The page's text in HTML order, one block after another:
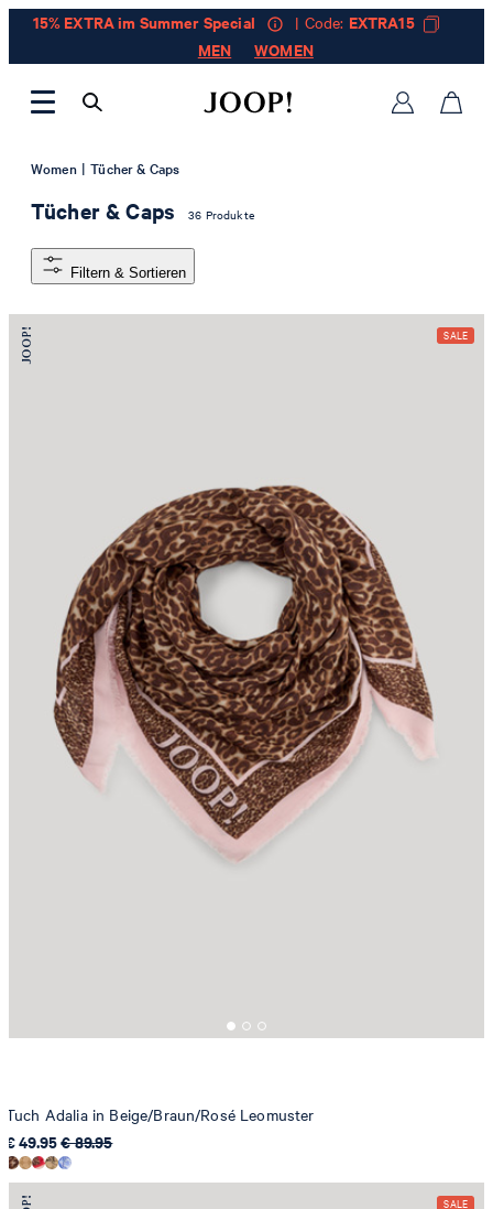
15% EXTRA im Summer Special | Code: EXTRA15
MEN
WOMEN
Women | Tücher & Caps
Tücher & Caps 36 Produkte
Filtern & Sortieren
Tuch Adalia in Beige/Braun/Rosé Leomuster
€ 49.95€ 89.95